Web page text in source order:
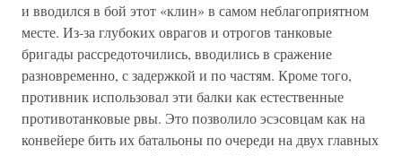
и вводился в бой этот «клин» в самом неблагоприятном
месте. Из-за глубоких оврагов и отрогов танковые
бригады рассредоточились, вводились в сражение
разновременно, с задержкой и по частям. Кроме того,
противник использовал эти балки как естественные
противотанковые рвы. Это позволило эсэсовцам как на
конвейере бить их батальоны по очереди на двух главных